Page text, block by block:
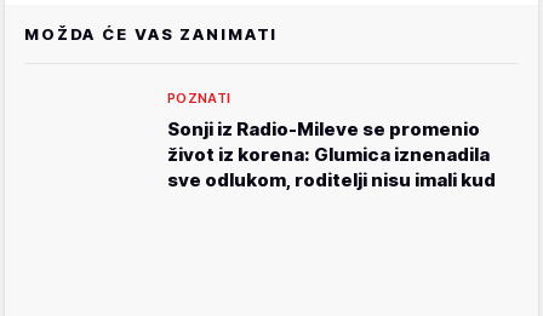
MOŽDA ĆE VAS ZANIMATI
POZNATI
Sonji iz Radio-Mileve se promenio
život iz korena: Glumica iznenadila
sve odlukom, roditelji nisu imali kud